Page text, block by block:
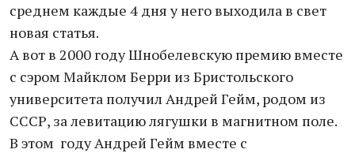
среднем каждые 4 дня у него выходила в свет
новая статья.
А вот в 2000 году Шнобелевскую премию вместе
с сэром Майклом Берри из Бристольского
университета получил Андрей Гейм, родом из
СССР, за левитацию лягушки в магнитном поле.
В этом году Андрей Гейм вместе с